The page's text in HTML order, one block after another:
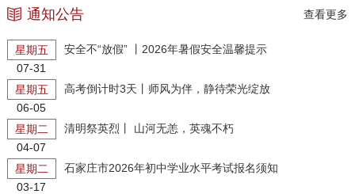
通知公告 查看更多
星期五
07-31
安全不“放假” 丨2026年暑假安全温馨提示
星期五
06-05
高考倒计时3天丨师风为伴，静待荣光绽放
星期二
04-07
清明祭英烈丨 山河无恙，英魂不朽
星期二
03-17
石家庄市2026年初中学业水平考试报名须知